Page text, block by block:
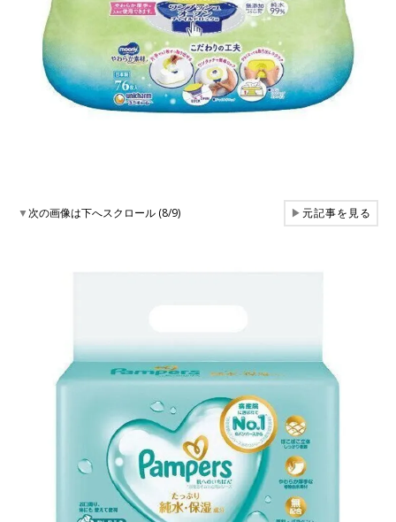
▼次の画像は下へスクロール (8/9) ▶元記事を見る